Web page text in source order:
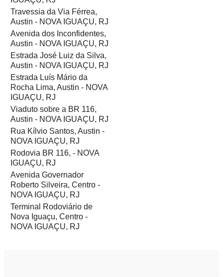
Travessia da Via Férrea,
Austin - NOVA IGUAÇU, RJ
Avenida dos Inconfidentes,
Austin - NOVA IGUAÇU, RJ
Estrada José Luiz da Silva,
Austin - NOVA IGUAÇU, RJ
Estrada Luís Mário da
Rocha Lima, Austin - NOVA
IGUAÇU, RJ
Viaduto sobre a BR 116,
Austin - NOVA IGUAÇU, RJ
Rua Kílvio Santos, Austin -
NOVA IGUAÇU, RJ
Rodovia BR 116, - NOVA
IGUAÇU, RJ
Avenida Governador
Roberto Silveira, Centro -
NOVA IGUAÇU, RJ
Terminal Rodoviário de
Nova Iguaçu, Centro -
NOVA IGUAÇU, RJ